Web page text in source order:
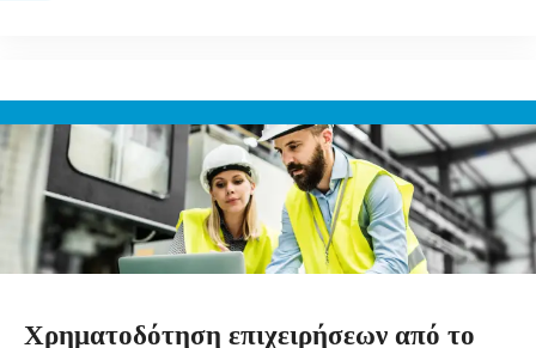
Χρηματοδότηση επιχειρήσεων από το